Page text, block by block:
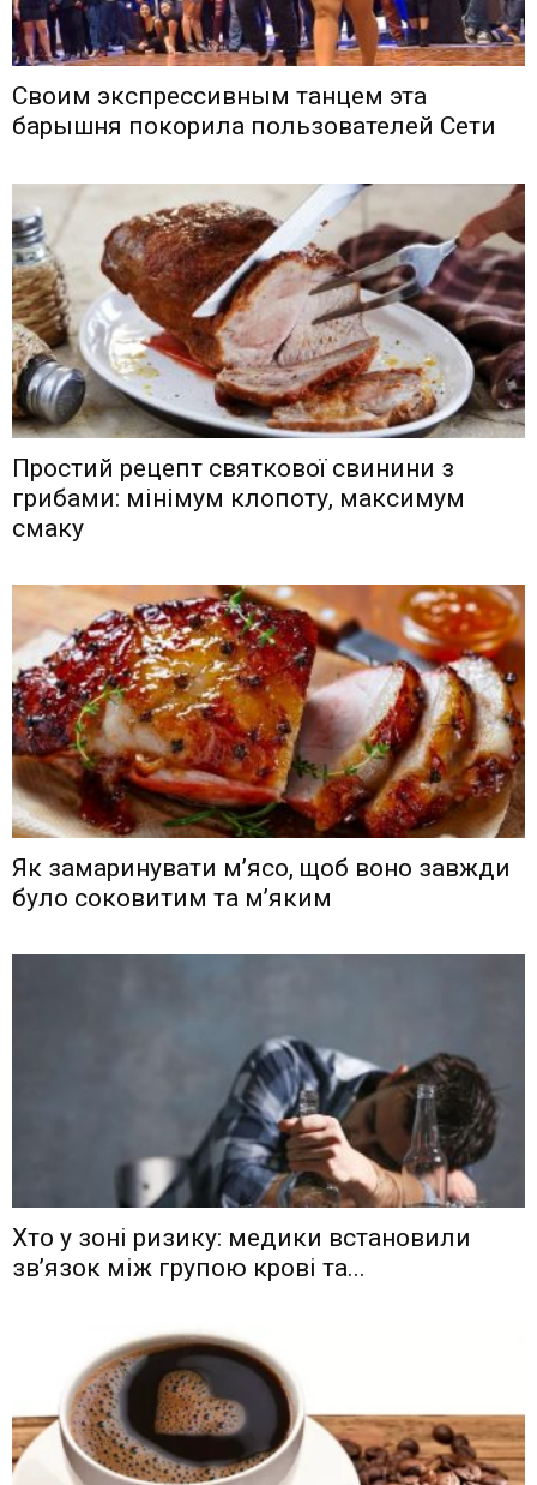
Своим экспрессивным танцем эта
барышня покорила пользователей Сети
Простий рецепт святкової свинини з
грибами: мінімум клопоту, максимум
смаку
Як замаринувати м’ясо, щоб воно завжди
було соковитим та м’яким
Хто у зоні ризику: медики встановили
зв’язок між групою крові та...